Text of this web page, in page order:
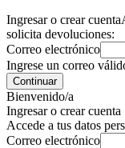
Ingresar o crear cuenta
solicita devoluciones:
Correo electrónico
Ingrese un correo
Continuar
Bienvenido/a
Ingresar o crear cuenta
Accede a tus datos
Correo electrónico